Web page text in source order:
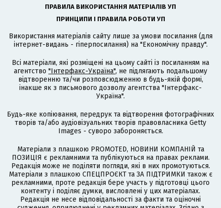
ПРАВИЛА ВИКОРИСТАННЯ МАТЕРІАЛІВ УП
ПРИНЦИПИ І ПРАВИЛА РОБОТИ УП
Використання матеріалів сайту лише за умови посилання (для
інтернет-видань - гіперпосилання) на "Економічну правду".
Всі матеріали, які розміщені на цьому сайті із посиланням на
агентство "Інтерфакс-Україна", не підлягають подальшому
відтворенню та/чи розповсюдженню в будь-якій формі,
інакше як з письмового дозволу агентства "Інтерфакс-
Україна".
Будь-яке копіювання, передрук та відтворення фотографічних
творів та/або аудіовізуальних творів правовласника Getty
Images - суворо забороняється.
Матеріали з плашкою PROMOTED, НОВИНИ КОМПАНІЙ та
ПОЗИЦІЯ є рекламними та публікуються на правах реклами.
Редакція може не поділяти погляди, які в них промотуються.
Матеріали з плашкою СПЕЦПРОЄКТ та ЗА ПІДТРИМКИ також є
рекламними, проте редакція бере участь у підготовці цього
контенту і поділяє думки, висловлені у цих матеріалах.
Редакція не несе відповідальності за факти та оціночні